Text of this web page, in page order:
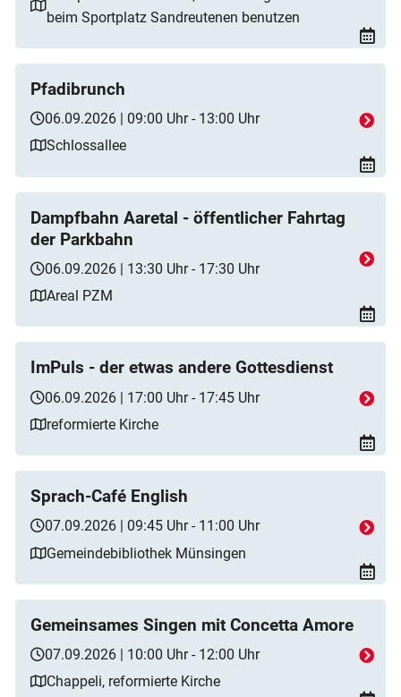
beim Sportplatz Sandreutenen benutzen
Pfadibrunch
06.09.2026 | 09:00 Uhr - 13:00 Uhr
Schlossallee
Dampfbahn Aaretal - öffentlicher Fahrtag
der Parkbahn
06.09.2026 | 13:30 Uhr - 17:30 Uhr
Areal PZM
ImPuls - der etwas andere Gottesdienst
06.09.2026 | 17:00 Uhr - 17:45 Uhr
reformierte Kirche
Sprach-Café English
07.09.2026 | 09:45 Uhr - 11:00 Uhr
Gemeindebibliothek Münsingen
Gemeinsames Singen mit Concetta Amore
07.09.2026 | 10:00 Uhr - 12:00 Uhr
Chappeli, reformierte Kirche